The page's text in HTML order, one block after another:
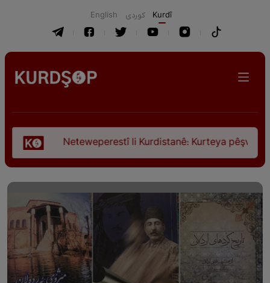
English كوردی Kurdî
Neteweperestî li Kurdistanê: Kurteya pêşveçûna dirokî û